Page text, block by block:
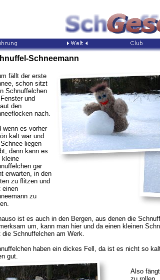
Schneemann
fällt der erste
schon sitzt
Schnuffelchen
und
den
nach.
wenn es vorher
kalt war und
liegen
dann kann es
kleine
gar
erwarten, in den
zu flitzen und
einen
zu
ist es auch in den Bergen, aus denen die
um, kann man hier und da einen kleinen
die Schnuffelchen am Werk.
haben ein dickes Fell, da ist es nicht so
gut.
Also